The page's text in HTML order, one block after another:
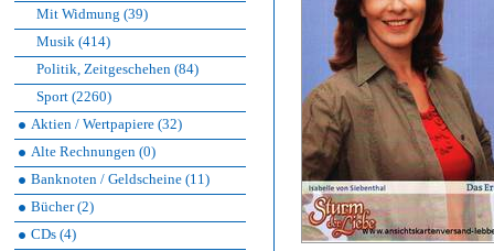
Mit Widmung (39)
Musik (414)
Politik, Zeitgeschehen (84)
Sport (2260)
Aktien / Wertpapiere (32)
Alte Rechnungen (0)
Banknoten / Geldscheine (11)
Bücher (2)
CDs (4)